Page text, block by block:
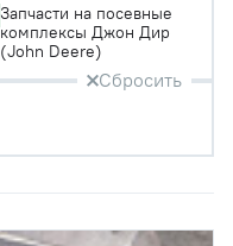
Запчасти на посевные
комплексы Джон Дир
(John Deere)
Сбросить